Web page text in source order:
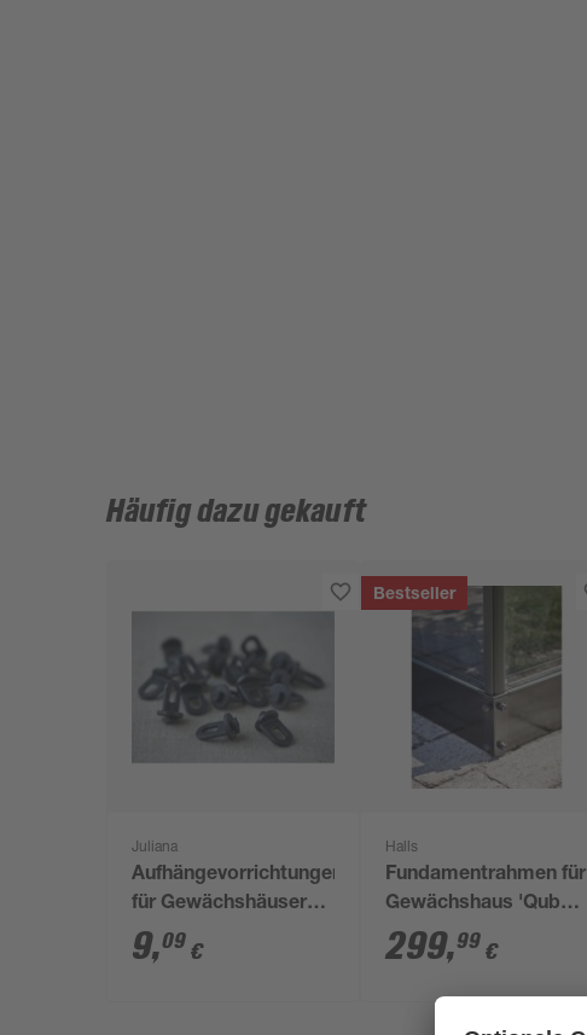
Häufig dazu gekauft
Juliana
Aufhängevorrichtungen
für Gewächshäuser
schwarz 20 Stück
9,09 €
Bestseller
Halls
Fundamentrahmen für
Gewächshaus 'Qube
610' 6,4 m²
299,99 €